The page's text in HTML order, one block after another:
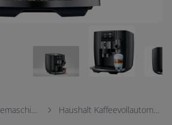
Kaffeemaschinen Haushalt Kaffeevollautomaten